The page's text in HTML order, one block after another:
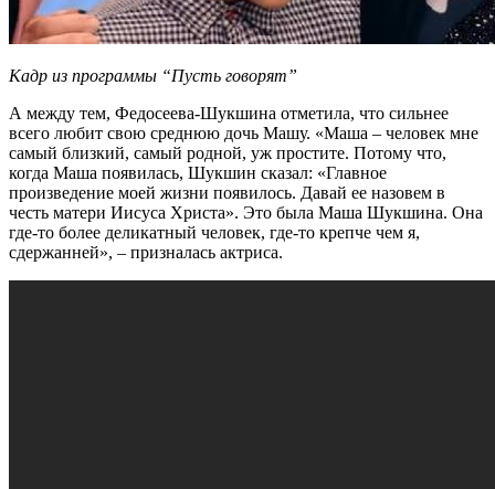
Кадр из программы “Пусть говорят”
А между тем, Федосеева-Шукшина отметила, что сильнее
всего любит свою среднюю дочь Машу. «Маша – человек мне
самый близкий, самый родной, уж простите. Потому что,
когда Маша появилась, Шукшин сказал: «Главное
произведение моей жизни появилось. Давай ее назовем в
честь матери Иисуса Христа». Это была Маша Шукшина. Она
где-то более деликатный человек, где-то крепче чем я,
сдержанней», – призналась актриса.